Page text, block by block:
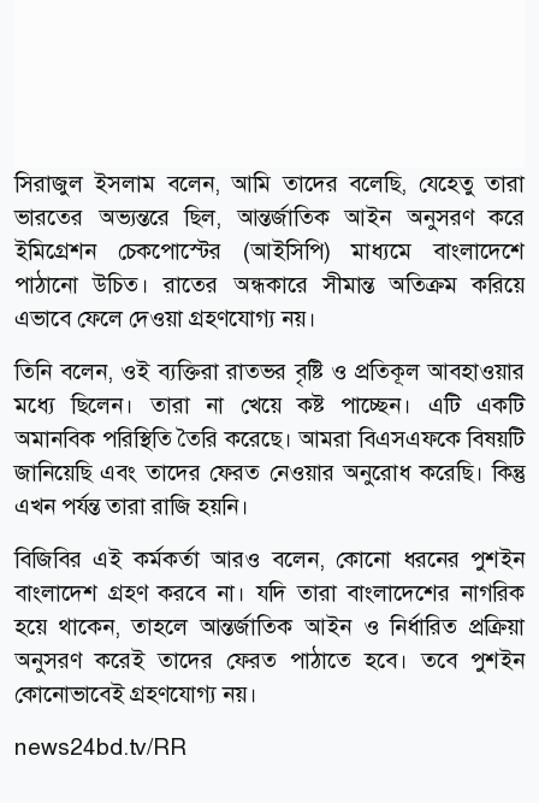
সিরাজুল ইসলাম বলেন, আমি তাদের বলেছি, যেহেতু তারা
ভারতের অভ্যন্তরে ছিল, আন্তর্জাতিক আইন অনুসরণ করে
ইমিগ্রেশন চেকপোস্টের (আইসিপি) মাধ্যমে বাংলাদেশে
পাঠানো উচিত। রাতের অন্ধকারে সীমান্ত অতিক্রম করিয়ে
এভাবে ফেলে দেওয়া গ্রহণযোগ্য নয়।
তিনি বলেন, ওই ব্যক্তিরা রাতভর বৃষ্টি ও প্রতিকূল আবহাওয়ার
মধ্যে ছিলেন। তারা না খেয়ে কষ্ট পাচ্ছেন। এটি একটি
অমানবিক পরিস্থিতি তৈরি করেছে। আমরা বিএসএফকে বিষয়টি
জানিয়েছি এবং তাদের ফেরত নেওয়ার অনুরোধ করেছি। কিন্তু
এখন পর্যন্ত তারা রাজি হয়নি।
বিজিবির এই কর্মকর্তা আরও বলেন, কোনো ধরনের পুশইন
বাংলাদেশ গ্রহণ করবে না। যদি তারা বাংলাদেশের নাগরিক
হয়ে থাকেন, তাহলে আন্তর্জাতিক আইন ও নির্ধারিত প্রক্রিয়া
অনুসরণ করেই তাদের ফেরত পাঠাতে হবে। তবে পুশইন
কোনোভাবেই গ্রহণযোগ্য নয়।
news24bd.tv/RR